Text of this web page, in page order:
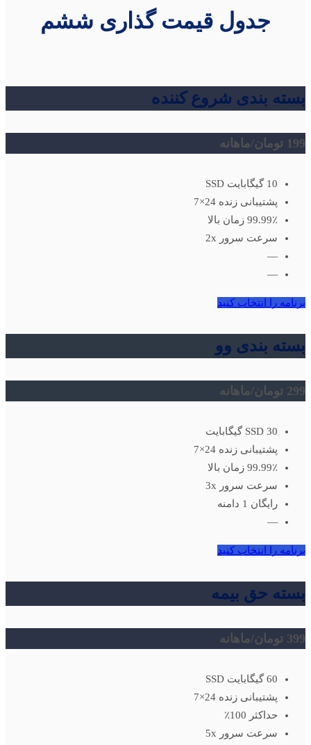
جدول قیمت گذاری ششم
بسته بندی شروع کننده
199 تومان /ماهانه
10 گیگابایت SSD
پشتیبانی زنده 24×7
99.99٪ زمان بالا
سرعت سرور 2x
—
—
برنامه را انتخاب کنید
بسته بندی وو
299 تومان /ماهانه
SSD 30 گیگابایت
پشتیبانی زنده 24×7
99.99٪ زمان بالا
سرعت سرور 3x
رایگان 1 دامنه
—
برنامه را انتخاب کنید
بسته حق بیمه
399 تومان /ماهانه
60 گیگابایت SSD
پشتیبانی زنده 24×7
حداکثر 100٪
سرعت سرور 5x